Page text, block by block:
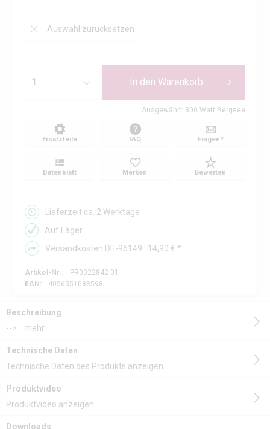
Auswahl zurücksetzen
In den Warenkorb
Ausgewählt: 800 Watt Bergsee
Ersatzteile FAQ Fragen?
Datenblatt Merken Bewerten
Lieferzeit ca. 2 Werktage
Auf Lager
Versandkosten DE-96149 : 14,90 € *
Artikel-Nr.:
PR0022842-01
EAN:
4056551088598
Beschreibung
-->...
mehr
Technische Daten
Technische Daten des Produkts anzeigen.
Produktvideo
Produktvideo anzeigen.
Downloads